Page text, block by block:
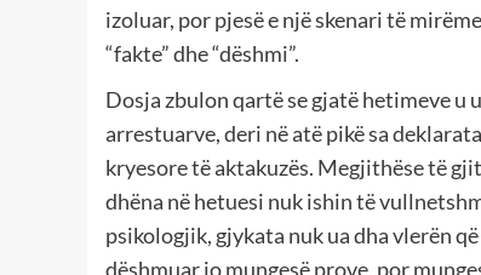
izoluar, por pjesë e një skenari të
“fakte” dhe “dëshmi”.
Dosja zbulon qartë se gjatë hetimeve u
arrestuarve, deri në atë pikë sa
kryesore të aktakuzës. Megjithëse të
dhëna në hetuesi nuk ishin të
psikologjik, gjykata nuk ua dha vlerën
dëshmuar jo mungesë prove, por